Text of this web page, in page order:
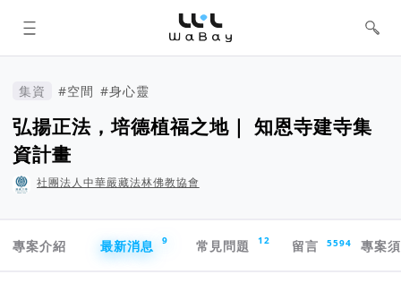
WaBay 挖貝 | 台灣最值得信賴的群眾
集資 / 群眾募資平台
集資 #空間 #身心靈
弘揚正法，培德植福之地｜ 知恩寺建寺集
資計畫
社團法人中華嚴藏法林佛教協會
專案介紹
最新消息 9 常見問題 12 留言 5594 專案